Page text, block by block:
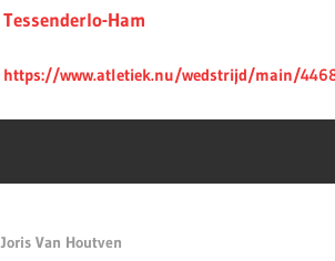
Tessenderlo-Ham
https://www.atletiek.nu/wedstrijd/main/
Joris Van Houtven